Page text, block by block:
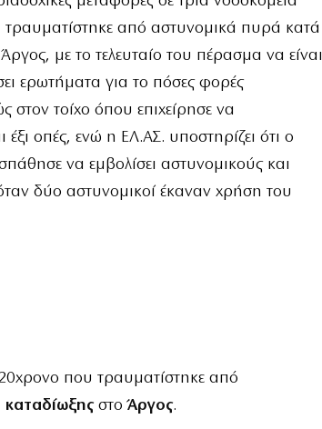
τραυματίστηκε από αστυνομικά πυρά κατά
με το τελευταίο του πέρασμα να είναι
ερωτήματα για το πόσες φορές
τοίχο όπου επιχείρησε να
οπές, ενώ η ΕΛ.ΑΣ. υποστηρίζει ότι ο
να εμβολίσει αστυνομικούς και
δύο αστυνομικοί έκαναν χρήση του
που τραυματίστηκε από
καταδίωξης στοΆργος.